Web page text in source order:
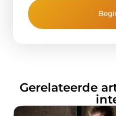
Gerelateerde